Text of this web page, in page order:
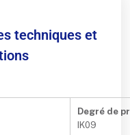
techniques et
Degré de
IK09